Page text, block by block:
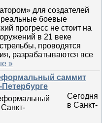
для создателей
боевые
прогресс не стоит на
в 21 веке
проводятся
разрабатываются все
»
саммит
Сегодня
в Санкт-